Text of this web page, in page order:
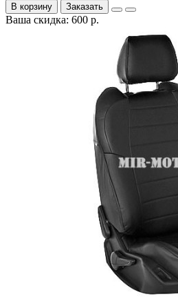
В корзину Заказать
Ваша скидка: 600 р.